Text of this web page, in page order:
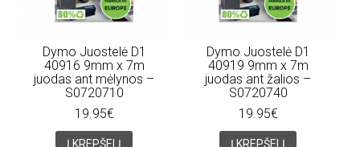
Dymo Juostelė D1
40916 9mm x 7m
juodas ant mėlynos –
S0720710
19.95€
Į KREPŠELĮ
Dymo Juostelė D1
40919 9mm x 7m
juodas ant žalios –
S0720740
19.95€
Į KREPŠELĮ